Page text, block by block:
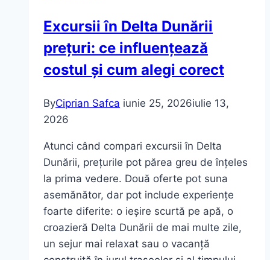
Excursii în Delta Dunării
prețuri: ce influențează
costul și cum alegi corect
ByCiprian Safca iunie 25, 2026iulie 13,
2026
Atunci când compari excursii în Delta
Dunării, prețurile pot părea greu de înțeles
la prima vedere. Două oferte pot suna
asemănător, dar pot include experiențe
foarte diferite: o ieșire scurtă pe apă, o
croazieră Delta Dunării de mai multe zile,
un sejur mai relaxat sau o vacanță